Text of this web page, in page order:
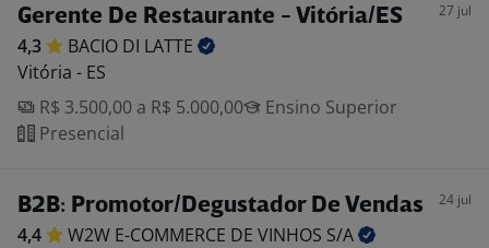
Gerente De Restaurante - Vitória/ES 27 jul
4,3 BACIO DI LATTE
Vitória - ES
R$ 3.500,00 a R$ 5.000,00
Ensino Superior
Presencial
B2B: Promotor/Degustador De Vendas 24 jul
4,4 W2W E-COMMERCE DE VINHOS S/A